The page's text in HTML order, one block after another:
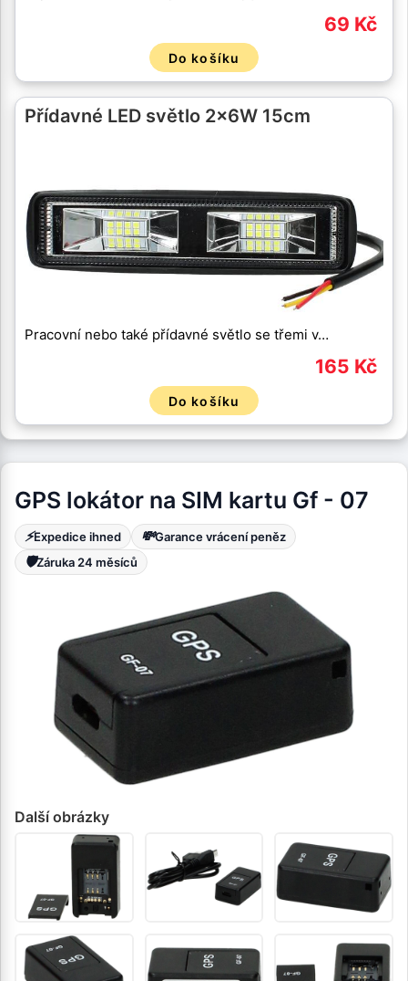
69 Kč
Do košíku
Přídavné LED světlo 2x6W 15cm
Pracovní nebo také přídavné světlo se třemi v…
165 Kč
Do košíku
GPS lokátor na SIM kartu Gf - 07
⚡Expedice ihned 💸Garance vrácení peněz
🛡️Záruka 24 měsíců
Další obrázky